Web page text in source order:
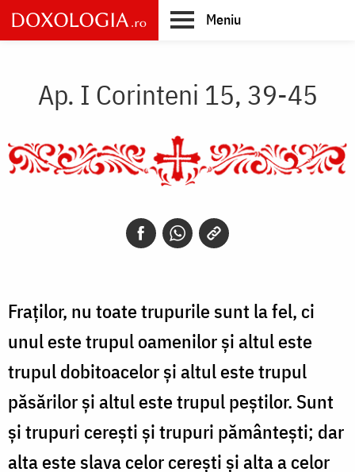
Skip
to
main
Meniu
Ap. I Corinteni 15, 39-45
Fraților, nu toate trupurile sunt la fel, ci
unul este trupul oamenilor și altul este
trupul dobitoacelor și altul este trupul
păsărilor și altul este trupul peștilor. Sunt
și trupuri cerești și trupuri pământești; dar
alta este slava celor cerești și alta a celor